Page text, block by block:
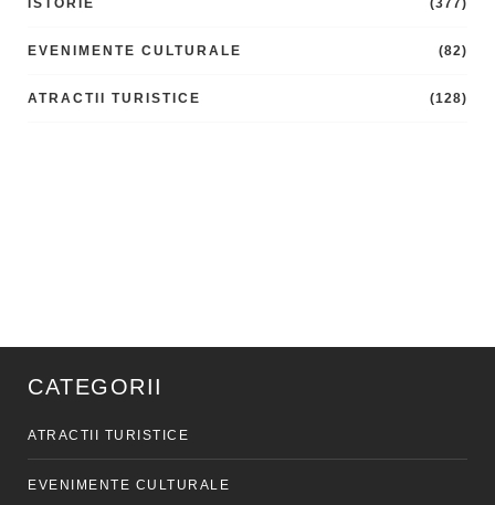
EVENIMENTE CULTURALE (82)
ATRACTII TURISTICE (128)
CATEGORII
ATRACTII TURISTICE
EVENIMENTE CULTURALE